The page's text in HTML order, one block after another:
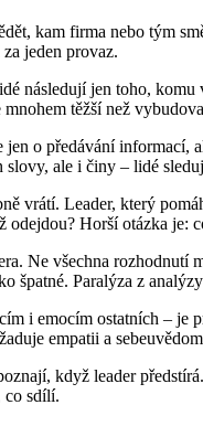
kam firma nebo tým
jeden provaz.
následují jen toho,
těžší než
o předávání
ale i činy – lidé
vrátí. Leader, který
Horší otázka je:
Ne všechna
špatné. Paralýza z
i emocím ostatních –
empatii a
když leader
co sdílí.